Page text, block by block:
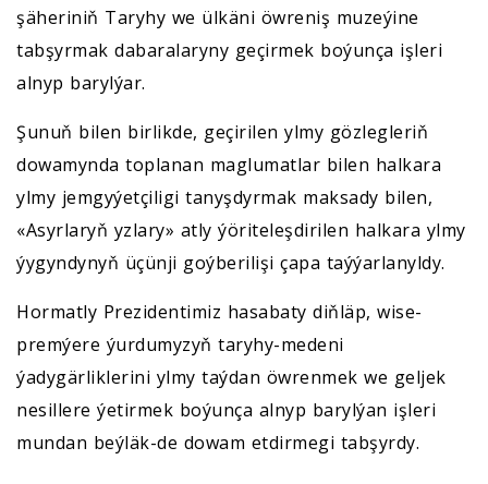
şäheriniň Taryhy we ülkäni öwreniş muzeýine
tabşyrmak dabaralaryny geçirmek boýunça işleri
alnyp barylýar.
Şunuň bilen birlikde, geçirilen ylmy gözlegleriň
dowamynda toplanan maglumatlar bilen halkara
ylmy jemgyýetçiligi tanyşdyrmak maksady bilen,
«Asyrlaryň yzlary» atly ýöriteleşdirilen halkara ylmy
ýygyndynyň üçünji goýberilişi çapa taýýarlanyldy.
Hormatly Prezidentimiz hasabaty diňläp, wise-
premýere ýurdumyzyň taryhy-medeni
ýadygärliklerini ylmy taýdan öwrenmek we geljek
nesillere ýetirmek boýunça alnyp barylýan işleri
mundan beýläk-de dowam etdirmegi tabşyrdy.